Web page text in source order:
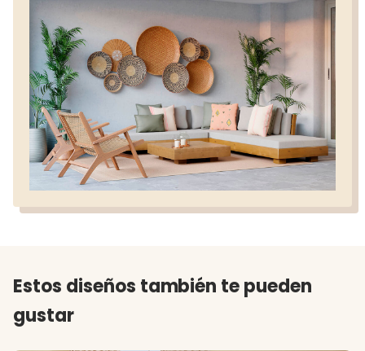
Estos diseños también te pueden
gustar